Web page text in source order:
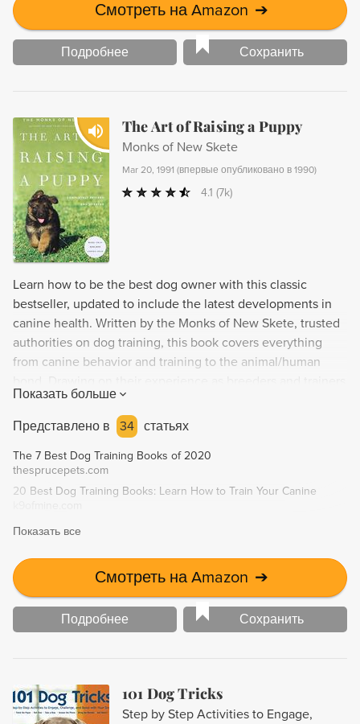
Смотреть на Amazon ➔
Подробнее Сохранить
The Art of Raising a Puppy
Monks of New Skete
Mar 20, 1991 (впервые опубликовано в 1990)
4.1 (7k)
Learn how to be the best dog owner with this classic
bestseller, updated to include the latest developments in
canine health. Written by the Monks of New Skete, trusted
authorities on dog training, this book covers everything
from canine behavior and training to the animal/human
of dogs of all breeds, the Monks provide invaluable advice
for every dog owner. This updated edition features new
photographs, updated chapters, and the latest
developments in canine health and behavioral theory.
Показать больше
Представлено в
34 статьях
The 7 Best Dog Training Books of 2020
thesprucepets.com
20 Best Dog Training Books: Learn How to Train Your Canine
Показать все
Смотреть на Amazon ➔
Подробнее Сохранить
101 Dog Tricks
Step by Step Activities to Engage,